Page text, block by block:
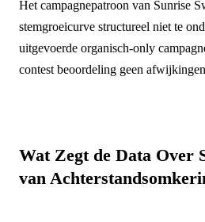
Het campagnepatroon van Sunrise
stemgroeicurve structureel niet te
uitgevoerde organisch-only
contest beoordeling geen
Wat Zegt de Data Over
van